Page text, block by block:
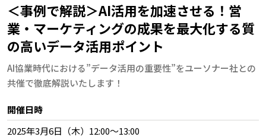
＜事例で解説＞AI活用を加速させる！営
業・マーケティングの成果を最大化する質
の高いデータ活用ポイント
AI協業時代における”データ活用の重要性”をユーソナー社との
共催で徹底解説いたします！
開催日時
2025年3月6日（木）12:00～13:00